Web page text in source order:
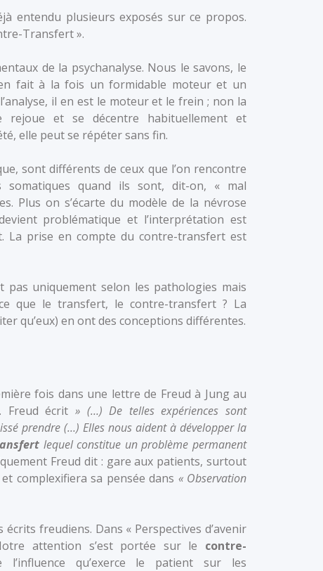
entendu plusieurs exposés sur ce propos.
Transfert ».
de la psychanalyse. Nous le savons, le
fait à la fois un formidable moteur et un
il en est le moteur et le frein ; non la
rejoue et se décentre habituellement et
elle peut se répéter sans fin.
sont différents de ceux que l’on rencontre
somatiques quand ils sont, dit-on, « mal
Plus on s’écarte du modèle de la névrose
problématique et l’interprétation est
prise en compte du contre-transfert est
uniquement selon les pathologies mais
que le transfert, le contre-transfert ? La
qu’eux) en ont des conceptions différentes.
fois dans une lettre de Freud à Jung au
Freud écrit » (…) De telles expériences sont
prendre (…) Elles nous aident à développer la
lequel constitue un problème permanent
Freud dit : gare aux patients, surtout
complexifiera sa pensée dans « Observation
freudiens. Dans « Perspectives d’avenir
attention s’est portée sur le contre-
qu’exerce le patient sur les